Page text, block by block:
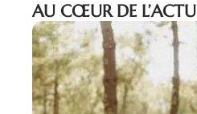
AU CŒUR DE L’ACTU